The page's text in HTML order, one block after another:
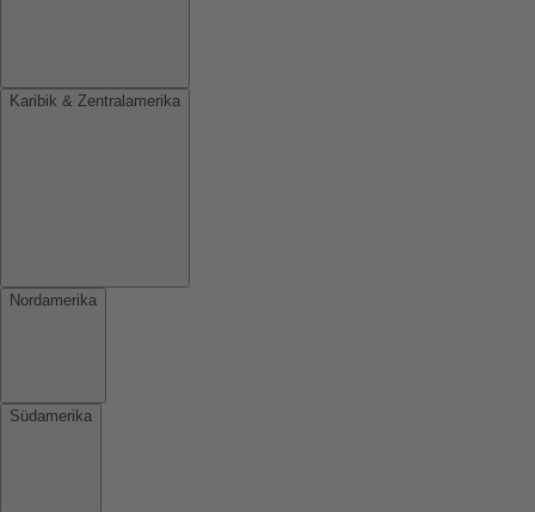
Karibik & Zentralamerika
Nordamerika
Südamerika